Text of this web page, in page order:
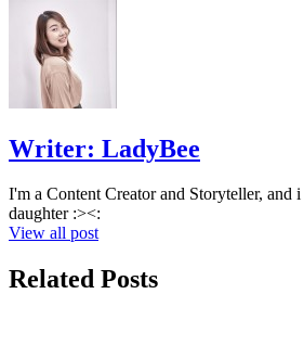
Writer: LadyBee
I'm a Content Creator and Storyteller, and
daughter :><:
View all post
Related Posts